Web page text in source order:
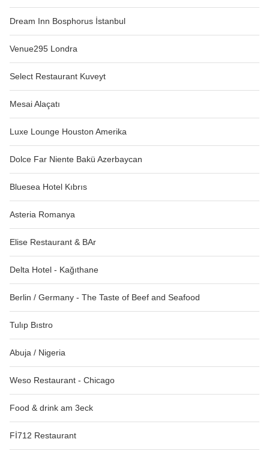
Dream Inn Bosphorus İstanbul
Venue295 Londra
Select Restaurant Kuveyt
Mesai Alaçatı
Luxe Lounge Houston Amerika
Dolce Far Niente Bakü Azerbaycan
Bluesea Hotel Kıbrıs
Asteria Romanya
Elise Restaurant & BAr
Delta Hotel - Kağıthane
Berlin / Germany - The Taste of Beef and Seafood
Tulıp Bıstro
Abuja / Nigeria
Weso Restaurant - Chicago
Food & drink am 3eck
Fİ712 Restaurant